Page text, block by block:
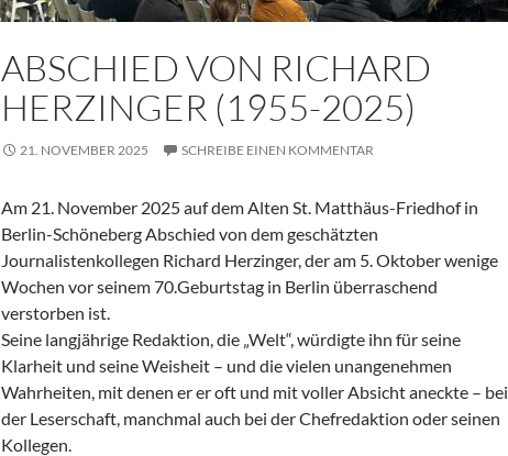
ABSCHIED VON RICHARD
HERZINGER (1955-2025)
21. NOVEMBER 2025 SCHREIBE EINEN KOMMENTAR
Am 21. November 2025 auf dem Alten St. Matthäus-Friedhof in
Berlin-Schöneberg Abschied von dem geschätzten
Journalistenkollegen Richard Herzinger, der am 5. Oktober wenige
Wochen vor seinem 70.Geburtstag in Berlin überraschend
verstorben ist.
Seine langjährige Redaktion, die „Welt“, würdigte ihn für seine
Klarheit und seine Weisheit – und die vielen unangenehmen
Wahrheiten, mit denen er er oft und mit voller Absicht aneckte – bei
der Leserschaft, manchmal auch bei der Chefredaktion oder seinen
Kollegen.